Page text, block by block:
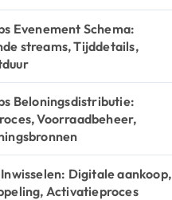
Evenement Schema:
streams, Tijddetails,
Beloningsdistributie:
Voorraadbeheer,
Digitale aankoop,
Activatieproces